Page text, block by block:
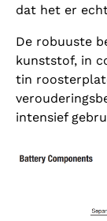
dat het er
De robuuste
kunststof, in
tin
intensief